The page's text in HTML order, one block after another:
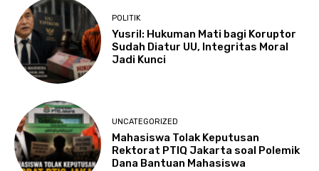
POLITIK
Yusril: Hukuman Mati bagi Koruptor
Sudah Diatur UU, Integritas Moral
Jadi Kunci
UNCATEGORIZED
Mahasiswa Tolak Keputusan
Rektorat PTIQ Jakarta soal Polemik
Dana Bantuan Mahasiswa